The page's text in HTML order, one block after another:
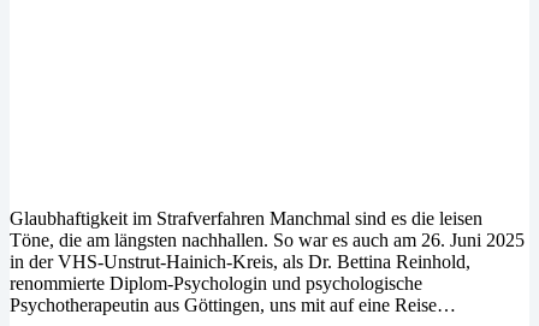
Glaubhaftigkeit im Strafverfahren Manchmal sind es die leisen
Töne, die am längsten nachhallen. So war es auch am 26. Juni 2025
in der VHS-Unstrut-Hainich-Kreis, als Dr. Bettina Reinhold,
renommierte Diplom-Psychologin und psychologische
Psychotherapeutin aus Göttingen, uns mit auf eine Reise…